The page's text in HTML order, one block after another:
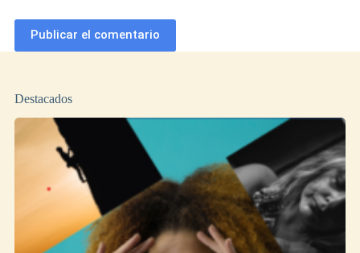
Publicar el comentario
Destacados